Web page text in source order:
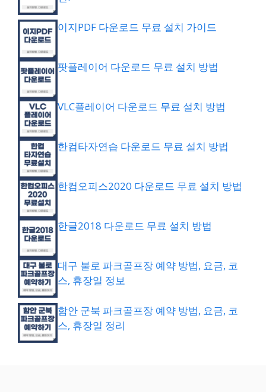
이지PDF 다운로드 무료 설치 가이드
팟플레이어 다운로드 무료 설치 방법
VLC플레이어 다운로드 무료 설치 방법
한컴타자연습 다운로드 무료 설치 방법
한컴오피스2020 다운로드 무료 설치 방법
한글2018 다운로드 무료 설치 방법
대구 불로 파크골프장 예약 방법, 요금, 코
스, 휴장일 정보
함안 군북 파크골프장 예약 방법, 요금, 코
스, 휴장일 정리